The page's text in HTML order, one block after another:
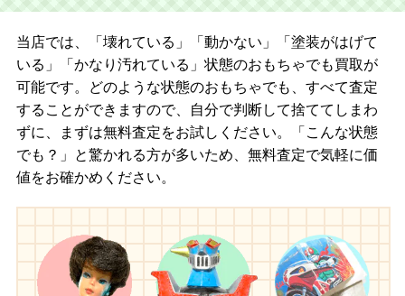
当店では、「壊れている」「動かない」「塗装がはげて
いる」「かなり汚れている」状態のおもちゃでも買取が
可能です。どのような状態のおもちゃでも、すべて査定
することができますので、自分で判断して捨ててしまわ
ずに、まずは無料査定をお試しください。「こんな状態
でも？」と驚かれる方が多いため、無料査定で気軽に価
値をお確かめください。